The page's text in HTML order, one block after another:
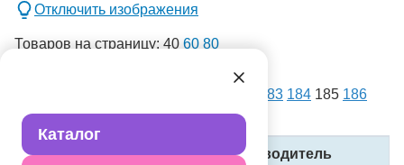
Каталог
новинка
спецпредложение
Отключить изображения
Товаров на страницу: 40 60 80
183 184 185 186
187...360
Название Код Производитель